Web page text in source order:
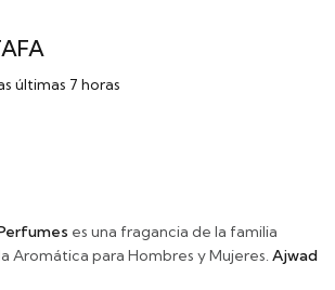
últimas 7 horas
es una fragancia de la familia
Aromática para Hombres y Mujeres. Ajwad